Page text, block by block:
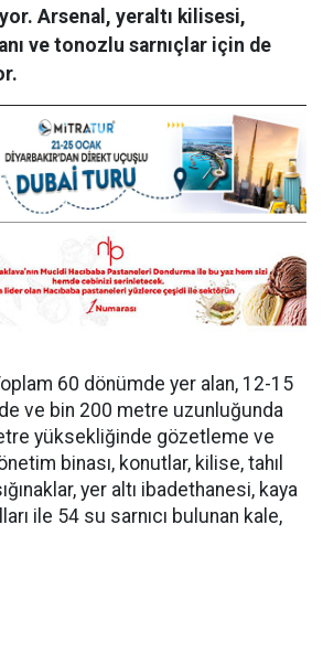
Arsenal, yeraltı kilisesi,
ve tonozlu sarnıçlar için de
60 dönümde yer alan, 12-15
ve bin 200 metre uzunluğunda
yüksekliğinde gözetleme ve
binası, konutlar, kilise, tahıl
yer altı ibadethanesi, kaya
ile 54 su sarnıcı bulunan kale,